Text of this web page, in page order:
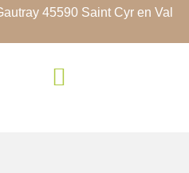
45590 Saint Cyr en Val